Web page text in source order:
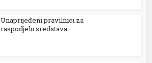
Unaprijeđeni pravilnici za
raspodjelu sredstava...